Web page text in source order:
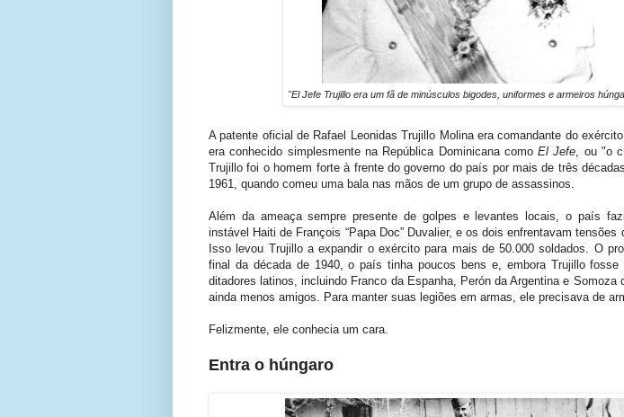
"El Jefe Trujillo era um fã de minúsculos bigodes, uniformes e armeiros
A patente oficial de Rafael Leonidas Trujillo Molina era comandante do
era conhecido simplesmente na República Dominicana comoEl Jefe, ou "o
Trujillo foi o homem forte à frente do governo do país por mais de três
1961, quando comeu uma bala nas mãos de um grupo de assassinos.
Além da ameaça sempre presente de golpes e levantes locais, o país
instável Haiti de François “Papa Doc” Duvalier, e os dois enfrentavam tensões
Isso levou Trujillo a expandir o exército para mais de 50.000 soldados. O
final da década de 1940, o país tinha poucos bens e, embora Trujillo fosse
ditadores latinos, incluindo Franco da Espanha, Perón da Argentina e Somoza
ainda menos amigos. Para manter suas legiões em armas, ele precisava de
Felizmente, ele conhecia um cara.
Entra o húngaro